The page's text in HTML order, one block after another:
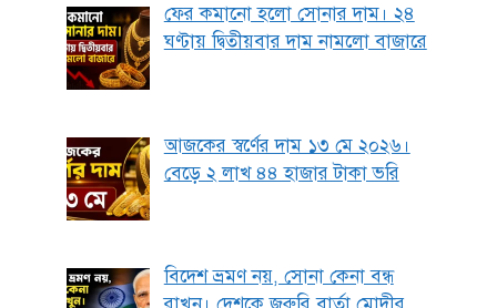
ফের কমানো হলো সোনার দাম। ২৪
ঘণ্টায় দ্বিতীয়বার দাম নামলো বাজারে
আজকের স্বর্ণের দাম ১৩ মে ২০২৬।
বেড়ে ২ লাখ ৪৪ হাজার টাকা ভরি
বিদেশ ভ্রমণ নয়, সোনা কেনা বন্ধ